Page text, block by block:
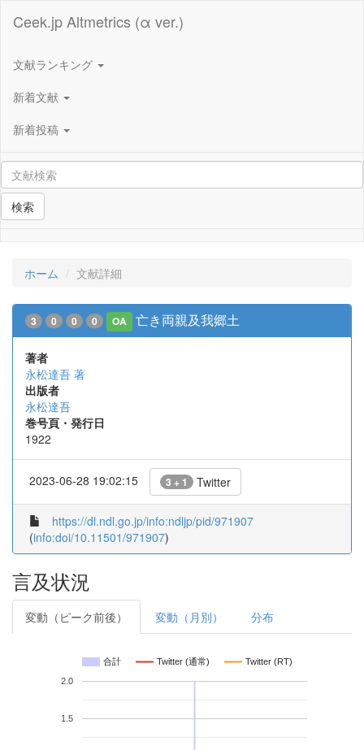
Ceek.jp Altmetrics (α ver.)
文献ランキング
新着文献
新着投稿
検索
ホーム 文献詳細
3 0 0 0 OA 亡き両親及我郷土
著者
永松達吾 著
出版者
永松達吾
巻号頁・発行日
1922
2023-06-28 19:02:15 3 + 1 Twitter
https://dl.ndl.go.jp/info:ndljp/pid/971907
(info:doi/10.11501/971907)
言及状況
変動（ピーク前後） 変動（月別） 分布
合計 Twitter (通常) Twitter (RT)
1.5
2.0